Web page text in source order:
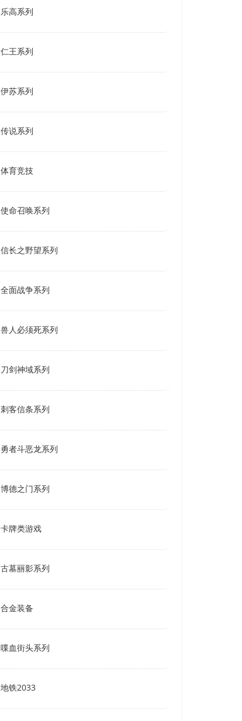
乐高系列
仁王系列
伊苏系列
传说系列
体育竞技
使命召唤系列
信长之野望系列
全面战争系列
兽人必须死系列
刀剑神域系列
刺客信条系列
勇者斗恶龙系列
博德之门系列
卡牌类游戏
古墓丽影系列
合金装备
喋血街头系列
地铁2033